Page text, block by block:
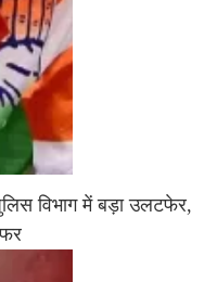
विभाग में बड़ा उलटफेर,